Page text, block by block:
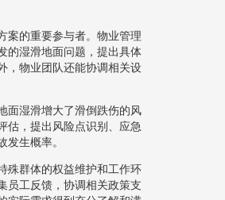
案的重要参与者。物业管理
的湿滑地面问题，提出具体
，物业团队还能协调相关设
面湿滑增大了滑倒跌伤的风
估，提出风险点识别、应急
生概率。
殊群体的权益维护和工作环
员工反馈，协调相关政策支